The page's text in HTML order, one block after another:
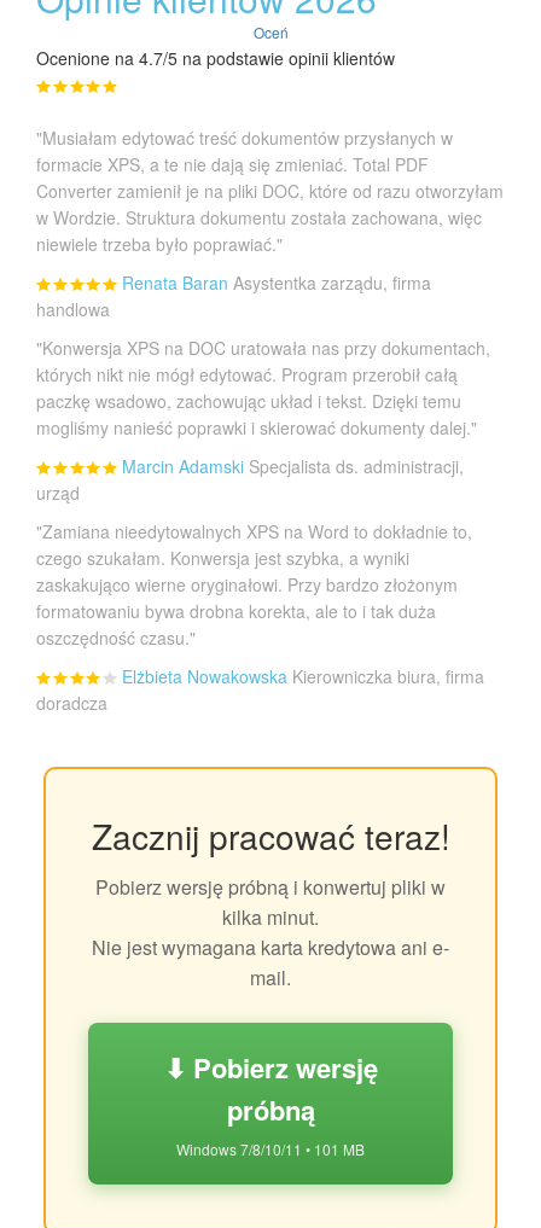
Oceń
Ocenione na 4.7/5 na podstawie opinii klientów
"Musiałam edytować treść dokumentów przysłanych w
formacie XPS, a te nie dają się zmieniać. Total PDF
Converter zamienił je na pliki DOC, które od razu otworzyłam
w Wordzie. Struktura dokumentu została zachowana, więc
niewiele trzeba było poprawiać."
Renata Baran Asystentka zarządu, firma
handlowa
"Konwersja XPS na DOC uratowała nas przy dokumentach,
których nikt nie mógł edytować. Program przerobił całą
paczkę wsadowo, zachowując układ i tekst. Dzięki temu
mogliśmy nanieść poprawki i skierować dokumenty dalej."
Marcin Adamski Specjalista ds. administracji,
urząd
"Zamiana nieedytowalnych XPS na Word to dokładnie to,
czego szukałam. Konwersja jest szybka, a wyniki
zaskakująco wierne oryginałowi. Przy bardzo złożonym
formatowaniu bywa drobna korekta, ale to i tak duża
oszczędność czasu."
Elżbieta Nowakowska Kierowniczka biura, firma
doradcza
Zacznij pracować teraz!
Pobierz wersję próbną i konwertuj pliki w
kilka minut.
Nie jest wymagana karta kredytowa ani e-
mail.
⬇ Pobierz wersję
próbną
Windows 7/8/10/11 • 101 MB